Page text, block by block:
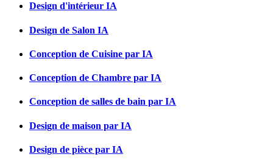
Design d'intérieur IA
Design de Salon IA
Conception de Cuisine par IA
Conception de Chambre par IA
Conception de salles de bain par IA
Design de maison par IA
Design de pièce par IA